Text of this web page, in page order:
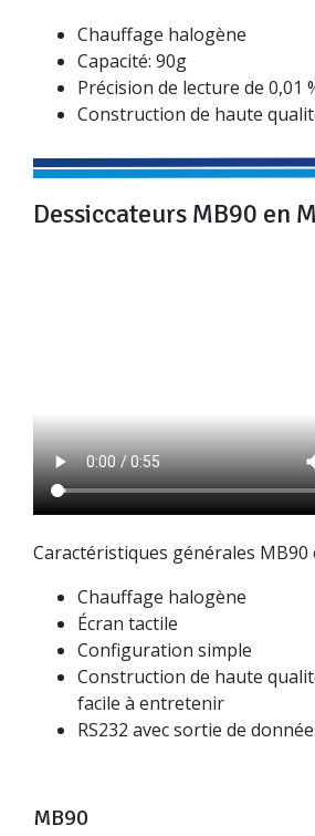
Chauffage halogène
Capacité: 90g
Précision de lecture de 0,01
Construction de haute
Dessiccateurs MB90 en
Caractéristiques générales MB90
Chauffage halogène
Écran tactile
Configuration simple
Construction de haute
facile à entretenir
RS232 avec sortie de
MB90